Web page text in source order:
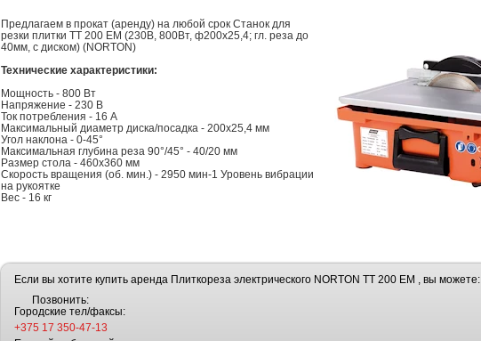
Предлагаем в прокат (аренду) на любой срок Станок для
резки плитки TT 200 EM (230В, 800Вт, ф200х25,4; гл. реза до
40мм, с диском) (NORTON)
Технические характеристики:
Мощность - 800 Вт
Напряжение - 230 В
Ток потребления - 16 А
Максимальный диаметр диска/посадка - 200х25,4 мм
Угол наклона - 0-45°
Максимальная глубина реза 90°/45° - 40/20 мм
Размер стола - 460х360 мм
Скорость вращения (об. мин.) - 2950 мин-1 Уровень вибрации
на рукоятке
Вес - 16 кг
Если вы хотите купить аренда Плиткореза электрического NORTON TT 200 EM , вы можете:
Позвонить:
Городские тел/факсы:
+375 17 350-47-13